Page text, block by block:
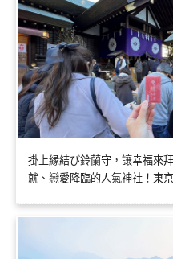
掛上縁結び鈴蘭守，讓幸福來
就、戀愛降臨的人氣神社！東